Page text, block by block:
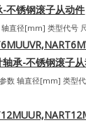
-不锈钢滚子从动件
轴直径[mm] 类型代号
轴承-不锈钢滚子
数 轴直径[mm] 类型